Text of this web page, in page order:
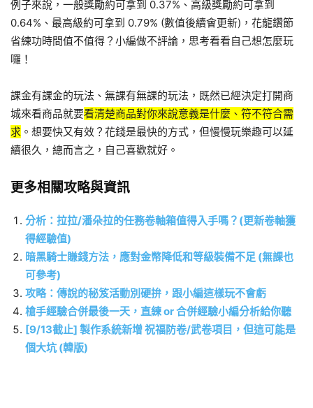
例子來說，一般獎勵約可拿到 0.37%、高級獎勵約可拿到
0.64%、最高級約可拿到 0.79% (數值後續會更新)，花龍鑽節
省練功時間值不值得？小編做不評論，思考看看自己想怎麼玩
囉！
課金有課金的玩法、無課有無課的玩法，既然已經決定打開商
城來看商品就要看清楚商品對你來說意義是什麼、符不符合需
求 。想要快又有效？花錢是最快的方式，但慢慢玩樂趣可以延
續很久，總而言之，自己喜歡就好。
更多相關攻略與資訊
分析：拉拉/潘朵拉的任務卷軸箱值得入手嗎？(更新卷軸獲
得經驗值)
暗黑騎士賺錢方法，應對金幣降低和等級裝備不足 (無課也
可參考)
攻略：傳說的秘笈活動別硬拚，跟小編這樣玩不會虧
槍手經驗合併最後一天，直練 or 合併經驗小編分析給你聽
[9/13截止] 製作系統新增 祝福防卷/武卷項目，但這可能是
個大坑 (韓版)